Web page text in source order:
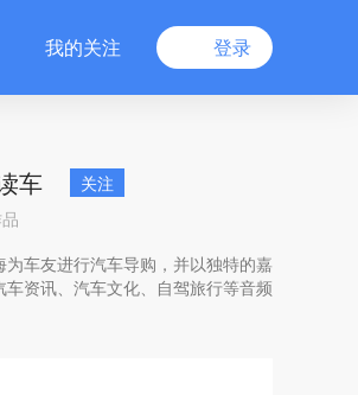
我的关注 登录
车
关注
为车友进行汽车导购，并以独特的嘉
资讯、汽车文化、自驾旅行等音频